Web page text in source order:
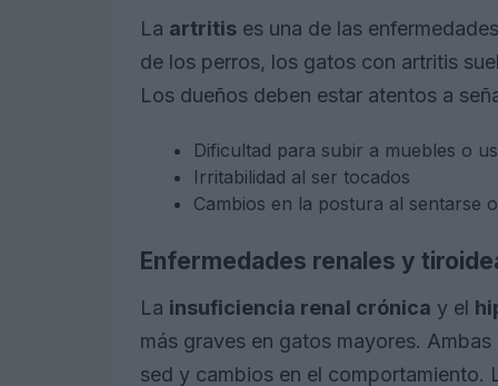
La artritis es una de las
de los perros, los gatos con artritis
Los dueños deben estar atentos a
Dificultad para subir a muebles o
Irritabilidad al ser tocados
Cambios en la postura al sentarse
Enfermedades renales y
La insuficiencia renal crónica y el
más graves en gatos mayores.
sed y cambios en el comportamiento.